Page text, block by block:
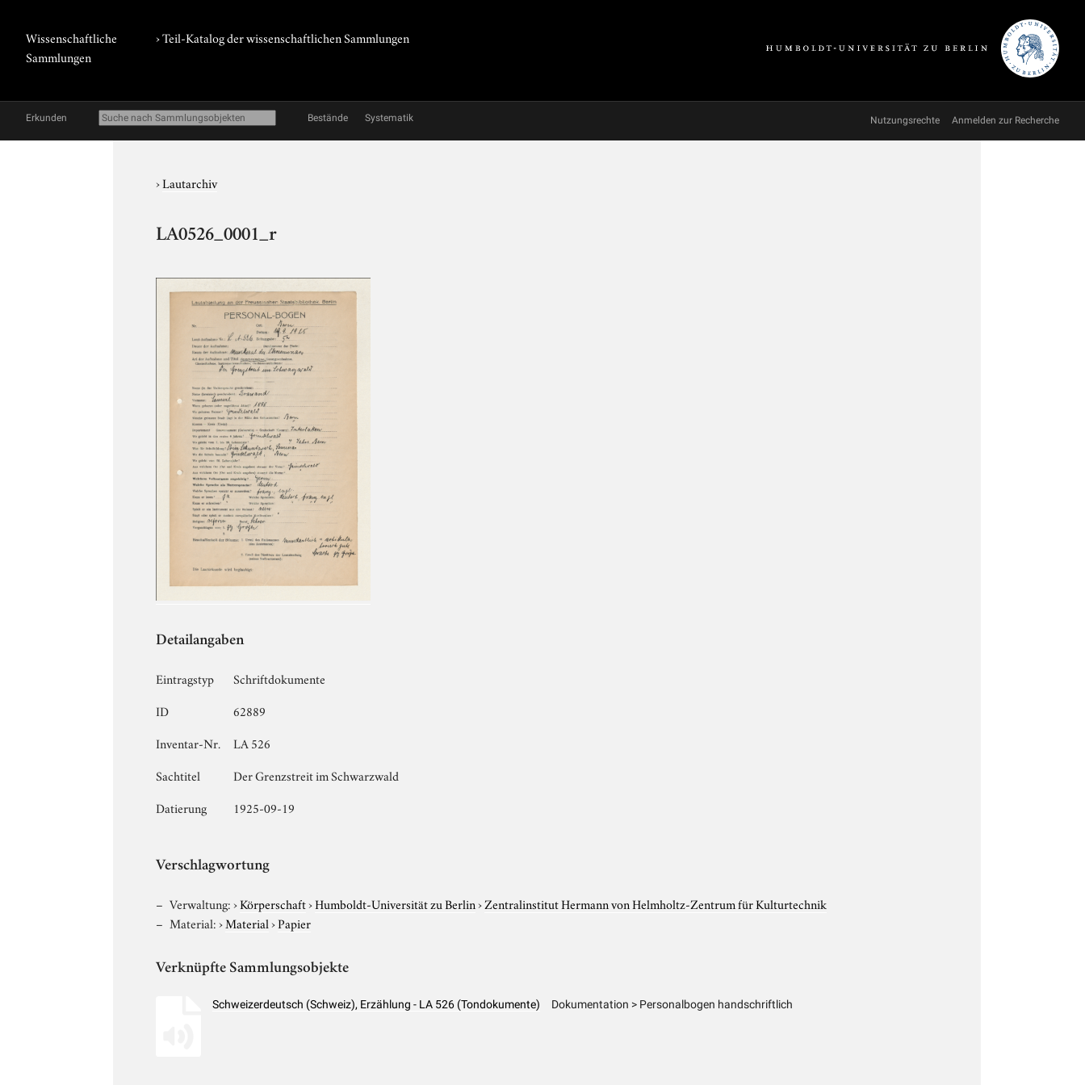
Wissenschaftliche
Sammlungen
› Teil-Katalog der wissenschaftlichen Sammlungen
Erkunden Bestände Systematik Nutzungsrechte Anmelden zur Recherche
›Lautarchiv
LA0526_0001_r
Detailangaben
Eintragstyp
Schriftdokumente
ID
62889
Inventar-Nr.
LA 526
Sachtitel
Der Grenzstreit im Schwarzwald
Datierung
1925-09-19
Verschlagwortung
Verwaltung:›Körperschaft›Humboldt-Universität zu Berlin›Zentralinstitut Hermann von Helmholtz-Zentrum für Kulturtechnik
Material:›Material›Papier
Verknüpfte Sammlungsobjekte
Schweizerdeutsch (Schweiz), Erzählung - LA 526 (Tondokumente) Dokumentation > Personalbogen handschriftlich